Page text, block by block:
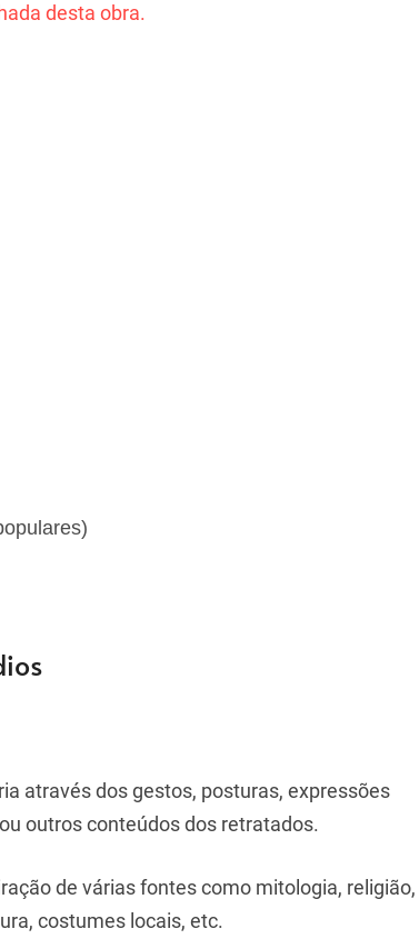
desta obra.
através dos gestos, posturas, expressões
outros conteúdos dos retratados.
de várias fontes como mitologia, religião,
costumes locais, etc.